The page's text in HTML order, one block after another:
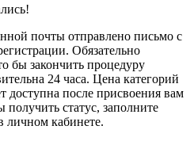
почты отправлено письмо с
Обязательно
бы закончить процедуру
24 часа. Цена категорий
доступна после присвоения вам
статус, заполните
кабинете.